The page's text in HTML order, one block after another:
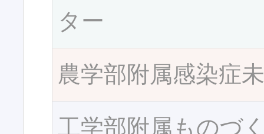
ター
農学部附属感染症
工学部附属ものづ